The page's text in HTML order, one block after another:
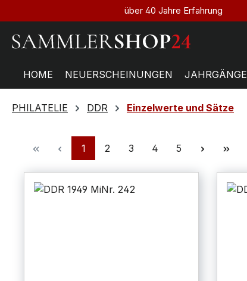
über 40 Jahre Erfahrung
HOME NEUERSCHEINUNGEN
PHILATELIE DDR Einzelwerte und Sätze
1 2 3 4 5